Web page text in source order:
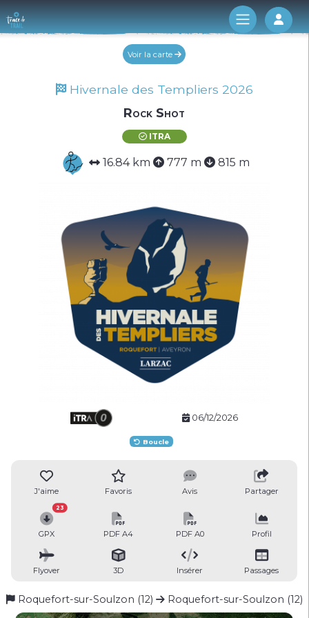
Log
Voir la carte
Hivernale des Templiers 2026
Rock Shot
ITRA
16.84 km 777 m 815 m
06/12/2026
Boucle
J'aime Favoris Avis Partager
GPX
23
PDF A4 PDF A0 Profil
Flyover 3D Insérer Passages
Roquefort-sur-Soulzon (12) Roquefort-sur-Soulzon (12)